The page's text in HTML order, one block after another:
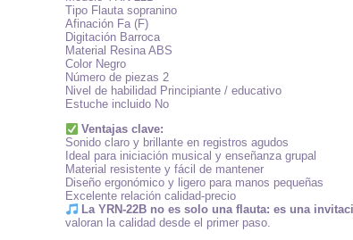
Tipo Flauta sopranino
Afinación Fa (F)
Digitación Barroca
Material Resina ABS
Color Negro
Número de piezas 2
Nivel de habilidad Principiante / educativo
Estuche incluido No
Ventajas clave:
Sonido claro y brillante en registros agudos
Ideal para iniciación musical y enseñanza grupal
Material resistente y fácil de mantener
Diseño ergonómico y ligero para manos pequeñas
Excelente relación calidad-precio
La YRN-22B no es solo una flauta: es una
valoran la calidad desde el primer paso.